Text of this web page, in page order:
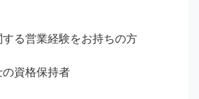
る営業経験をお持ちの方
資格保持者